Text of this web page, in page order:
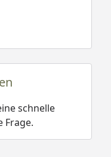
schnelle
Frage.